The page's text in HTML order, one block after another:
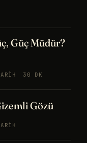
Güç Müdür?
30 DK
Gözü